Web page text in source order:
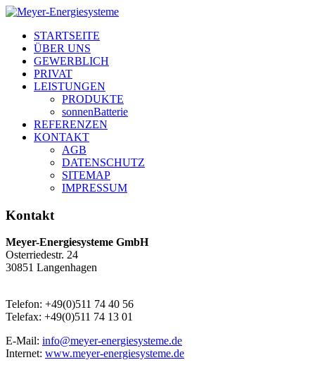
STARTSEITE
ÜBER UNS
GEWERBLICH
PRIVAT
LEISTUNGEN
PRODUKTE
sonnenBatterie
REFERENZEN
KONTAKT
AGB
DATENSCHUTZ
SITEMAP
IMPRESSUM
Kontakt
Meyer-Energiesysteme GmbH
Osterriedestr. 24
30851 Langenhagen
Telefon: +49(0)511 74 40 56
Telefax: +49(0)511 74 13 01
E-Mail: info@meyer-energiesysteme.de
Internet: www.meyer-energiesysteme.de